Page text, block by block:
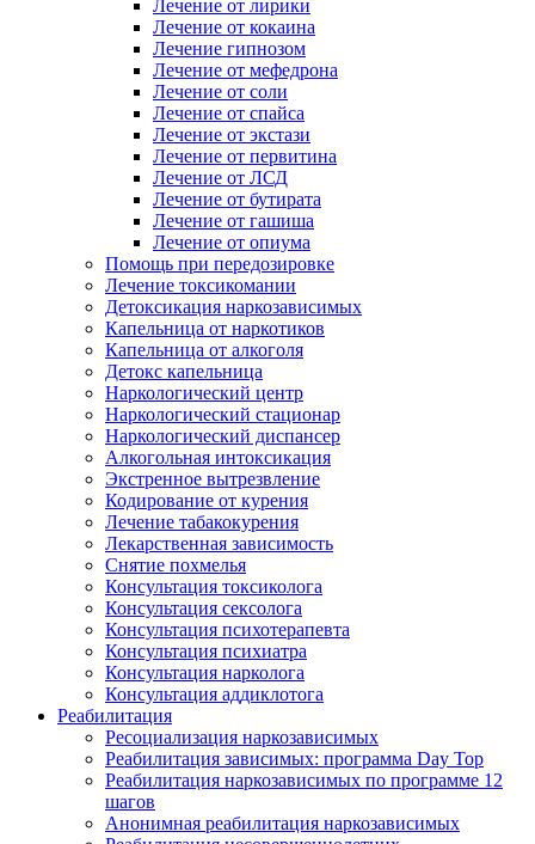
Лечение от лирики
Лечение от кокаина
Лечение гипнозом
Лечение от мефедрона
Лечение от соли
Лечение от спайса
Лечение от экстази
Лечение от первитина
Лечение от ЛСД
Лечение от бутирата
Лечение от гашиша
Лечение от опиума
Помощь при передозировке
Лечение токсикомании
Детоксикация наркозависимых
Капельница от наркотиков
Капельница от алкоголя
Детокс капельница
Наркологический центр
Наркологический стационар
Наркологический диспансер
Алкогольная интоксикация
Экстренное вытрезвление
Кодирование от курения
Лечение табакокурения
Лекарственная зависимость
Снятие похмелья
Консультация токсиколога
Консультация сексолога
Консультация психотерапевта
Консультация психиатра
Консультация нарколога
Консультация аддиклотога
Реабилитация
Ресоциализация наркозависимых
Реабилитация зависимых: программа Day Top
Реабилитация наркозависимых по программе 12
шагов
Анонимная реабилитация наркозависимых